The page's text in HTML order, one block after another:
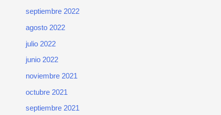
septiembre 2022
agosto 2022
julio 2022
junio 2022
noviembre 2021
octubre 2021
septiembre 2021